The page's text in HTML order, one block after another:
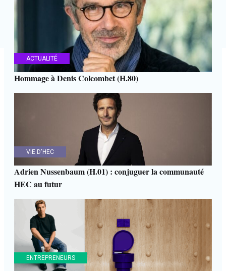
ACTUALITÉ
Hommage à Denis Colcombet (H.80)
VIE D'HEC
Adrien Nussenbaum (H.01) : conjuguer la communauté
HEC au futur
ENTREPRENEURS